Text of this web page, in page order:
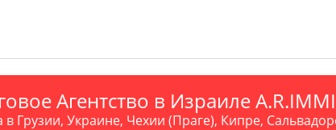
Агентство в Израиле
Грузии, Украине, Чехии (Праге), Кипре,